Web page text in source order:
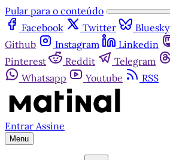
Pular para o conteúdo
Facebook
Twitter Bluesky
Github
Instagram Linkedin
Pinterest
Reddit Telegram
Whatsapp
Youtube RSS
Entrar Assine
Menu